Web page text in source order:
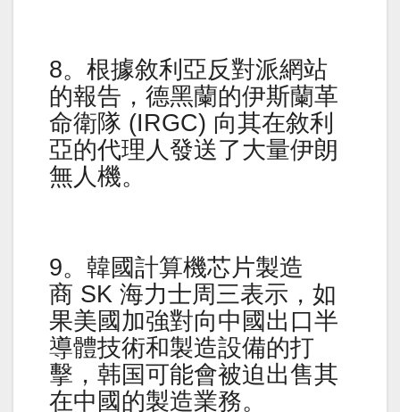
8。根據敘利亞反對派網站
的報告，德黑蘭的伊斯蘭革
命衛隊 (IRGC) 向其在敘利
亞的代理人發送了大量伊朗
無人機。
9。韓國計算機芯片製造
商 SK 海力士周三表示，如
果美國加強對向中國出口半
導體技術和製造設備的打
擊，韩国可能會被迫出售其
在中國的製造業務。